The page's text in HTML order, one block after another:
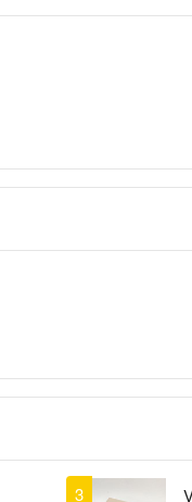
以下の内容のお問い合わせ
返信は出品事業者より直接ご
「.（ドット）」が複数個連
▼特商法
▼返品特約
https://fril.jp/ts/official/law/
3